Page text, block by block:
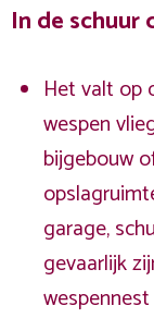
In de schuur
Het valt op
wespen
bijgebouw
garage,
gevaarlijk